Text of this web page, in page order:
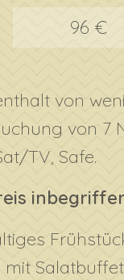
96 €
von
von
TV, Safe.
mit